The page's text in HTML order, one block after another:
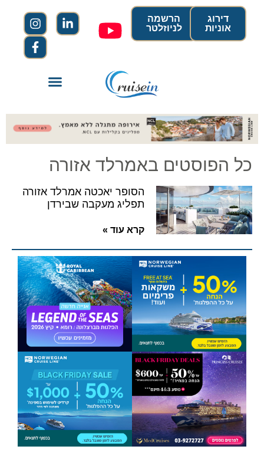
הרשמה
לניוזלטר
דירוג
אוניות
כל הפוסטים באמרלד אזורה
הסופר יאכטה אמרלד אזורה
תפליג מעקבה שבירדן
קרא עוד »